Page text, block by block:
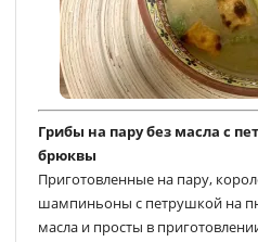
Грибы на пару без масла с
брюквы
Приготовленные на пару,
шампиньоны с петрушкой на
масла и просты в